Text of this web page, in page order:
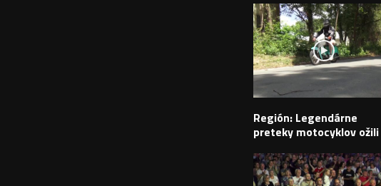
Región: Legendárne
preteky motocyklov ožili